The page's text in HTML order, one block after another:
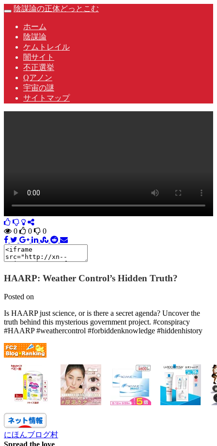
Skip
content
Toggle
陰謀論の正体どっとこむ
ホーム
陰謀論
ケムトレイル
闇サイト
不正選挙
Qアノン
宇宙の謎
サイトマップ
0 0 0
HAARP: Weather Control’s Hidden Truth?
Posted on
Is HAARP just science, or is there a secret agenda? Uncover the
truth behind this mysterious government project. #conspiracy
#HAARP #weathercontrol #forbiddenknowledge #hiddenhistory
にほんブログ村